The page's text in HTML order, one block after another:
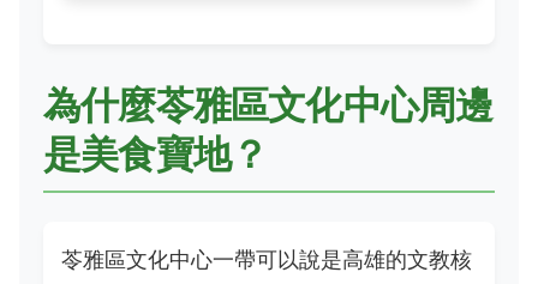
為什麼苓雅區文化中心周邊
是美食寶地？
苓雅區文化中心一帶可以說是高雄的文教核